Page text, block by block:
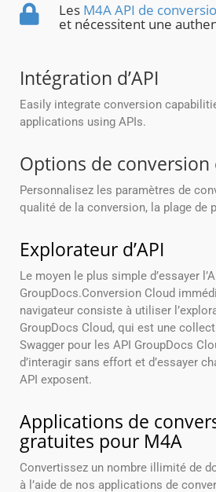
Les M4A API de
et nécessitent une
Intégration d’API
Easily integrate conversion
applications using APIs.
Options de
Personnalisez les paramètres de
qualité de la conversion, la plage de
Explorateur d’API
Le moyen le plus simple d’essayer
GroupDocs.Conversion Cloud
navigateur consiste à utiliser
GroupDocs Cloud, qui est une
Swagger pour les API GroupDocs
d’interagir sans effort et d’essayer
API exposent.
Applications de
gratuites pour M4A
Convertissez un nombre illimité de
à l’aide de nos applications de